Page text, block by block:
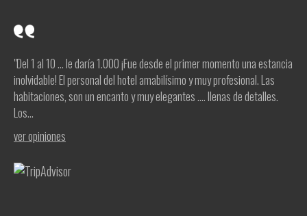
"Del 1 al 10 ... le daría 1.000 ¡Fue desde el primer momento una estancia
inolvidable! El personal del hotel amabilísimo y muy profesional. Las
habitaciones, son un encanto y muy elegantes .... llenas de detalles.
Los...
ver opiniones